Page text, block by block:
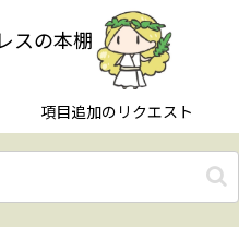
スの本棚
項目追加のリクエスト